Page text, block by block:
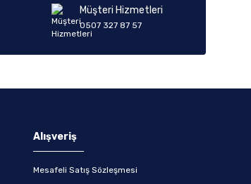
Müşteri Hizmetleri
0507 327 87 57
Alışveriş
Mesafeli Satış Sözleşmesi